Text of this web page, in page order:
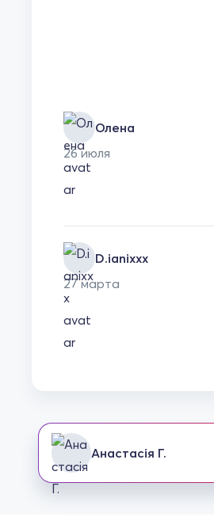
Олена
26 июля
D.ianixxx
27 марта
Анастасія Г.